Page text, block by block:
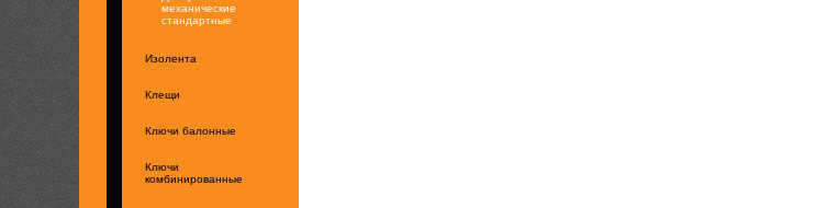
механические
стандартные
Изолента
Клещи
Ключи балонные
Ключи
комбинированные